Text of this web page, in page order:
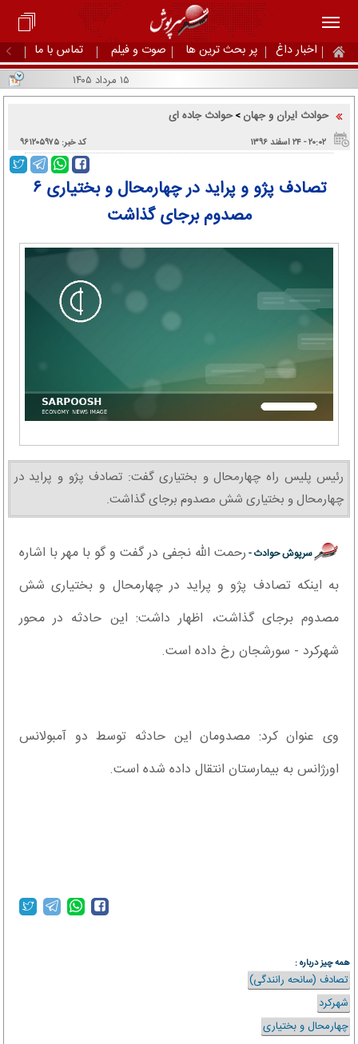
اخبار داغ پر بحث ترین ها صوت و فیلم تماس با ما
حوادث ایران و جهان >حوادث جاده ای
۲۰:۰۲ - ۲۴ اسفند ۱۳۹۶ کد خبر: ۹۶۱۲۰۵۹۷۵
تصادف پژو و پراید در چهارمحال و بختیاری ۶
مصدوم برجای گذاشت
رئیس پلیس راه چهارمحال و بختیاری گفت: تصادف پژو و پراید در
چهارمحال و بختیاری شش مصدوم برجای گذاشت.
سرپوش حوادث - رحمت الله نجفی در گفت و گو با مهر با اشاره
به اینکه تصادف پژو و پراید در چهارمحال و بختیاری شش
مصدوم برجای گذاشت، اظهار داشت: این حادثه در محور
شهرکرد - سورشجان رخ داده است.
وی عنوان کرد: مصدومان این حادثه توسط دو آمبولانس
اورژانس به بیمارستان انتقال داده شده است.
همه چیز درباره :
تصادف (سانحه رانندگی)
شهرکرد
چهارمحال و بختیاری